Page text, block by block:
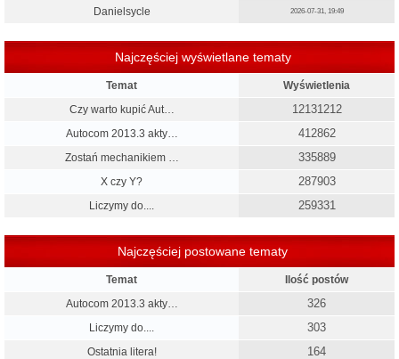
Danielsycle 2026-07-31, 19:49
Najczęściej wyświetlane tematy
Temat
Wyświetlenia
Czy warto kupić Aut…
12131212
Autocom 2013.3 akty… 412862
Zostań mechanikiem … 335889
X czy Y? 287903
Liczymy do.... 259331
Najczęściej postowane tematy
Temat
Ilość postów
Autocom 2013.3 akty…
326
Liczymy do.... 303
Ostatnia litera! 164